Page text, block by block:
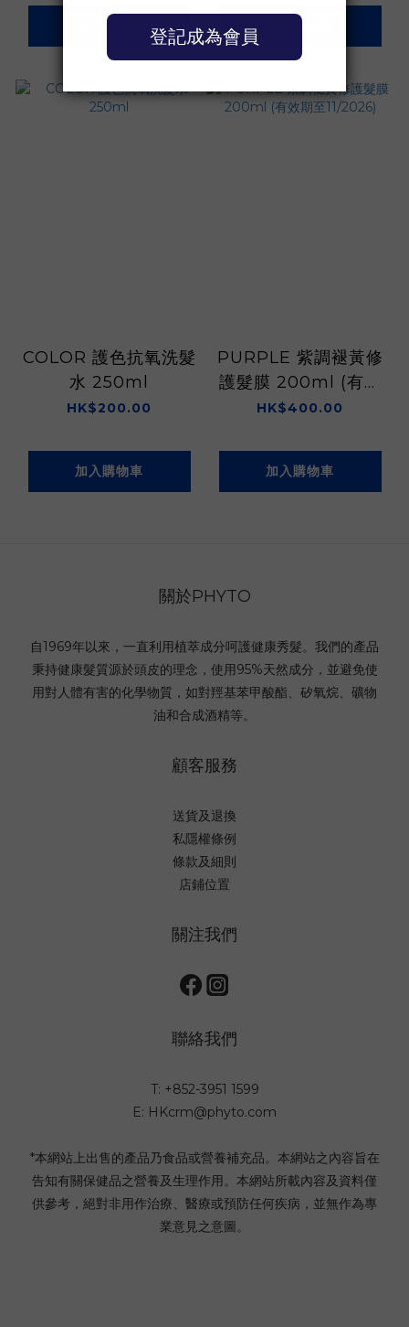
加入購物車 加入購物車
COLOR 護色抗氧洗髮
水 250ml
HK$200.00
加入購物車
PURPLE 紫調褪黃修
護髮膜 200ml (有效
期至11/2026)
HK$400.00
加入購物車
關於PHYTO
自1969年以來，一直利用植萃成分呵護健康秀髮。我們的產品
秉持健康髮質源於頭皮的理念，使用95%天然成分，並避免使
用對人體有害的化學物質，如對羥基苯甲酸酯、矽氧烷、礦物
油和合成酒精等。
顧客服務
送貨及退換
私隱權條例
條款及細則
店鋪位置
關注我們
聯絡我們
T: +852-3951 1599
E: HKcrm@phyto.com
*本網站上出售的產品乃食品或營養補充品。本網站之內容旨在
告知有關保健品之營養及生理作用。本網站所載內容及資料僅
供參考，絕對非用作治療、醫療或預防任何疾病，並無作為專
業意見之意圖。